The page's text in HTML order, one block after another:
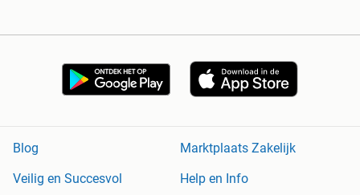
Blog
Marktplaats Zakelijk
Veilig en Succesvol
Help en Info